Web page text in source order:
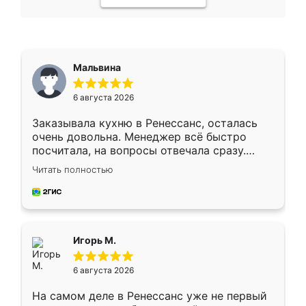
Мальвина
6 августа 2026
Заказывала кухню в Ренессанс, осталась
очень довольна. Менеджер всё быстро
посчитала, на вопросы отвечала сразу.
Замерщик приехал в субботу, подошёл к
делу со всей ответственностью. Собрали
за день, ребята работали аккуратно, даже
Читать полностью
Игорь М.
6 августа 2026
На самом деле в Ренессанс уже не первый